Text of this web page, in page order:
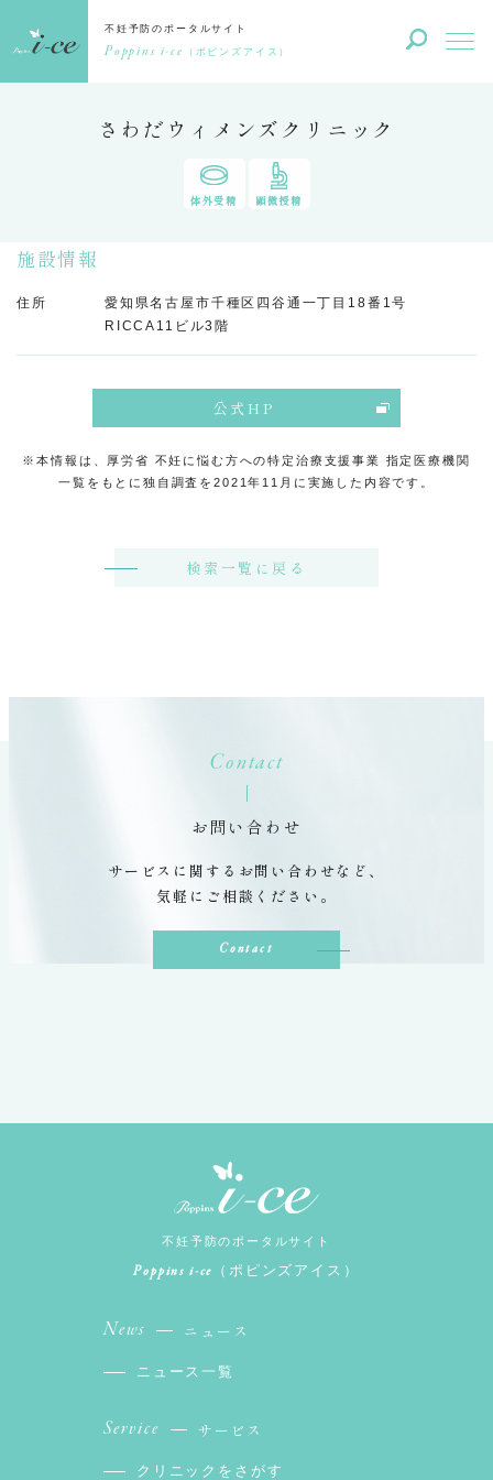
不妊予防のポータルサイト
Poppins i-ce （ポピンズアイス）
さわだウィメンズクリニック
体外受精 顕微授精
施設情報
住所
愛知県名古屋市千種区四谷通一丁目18番1号
RICCA11ビル3階
公式HP
※本情報は、厚労省 不妊に悩む方への特定治療支援事業 指定医療機関
一覧をもとに独自調査を2021年11月に実施した内容です。
検索一覧に戻る
Contact
お問い合わせ
サービスに関するお問い合わせなど、
気軽にご相談ください。
Contact
不妊予防のポータルサイト
Poppins i-ce （ポピンズアイス）
News ニュース
ニュース一覧
Service サービス
クリニックをさがす